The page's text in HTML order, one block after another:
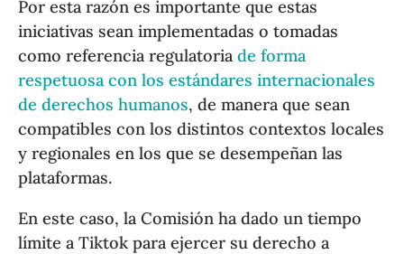
Por esta razón es importante que estas
iniciativas sean implementadas o tomadas
como referencia regulatoriade forma
respetuosa con los estándares internacionales
de derechos humanos, de manera que sean
compatibles con los distintos contextos locales
y regionales en los que se desempeñan las
plataformas.
En este caso, la Comisión ha dado un tiempo
límite a Tiktok para ejercer su derecho a